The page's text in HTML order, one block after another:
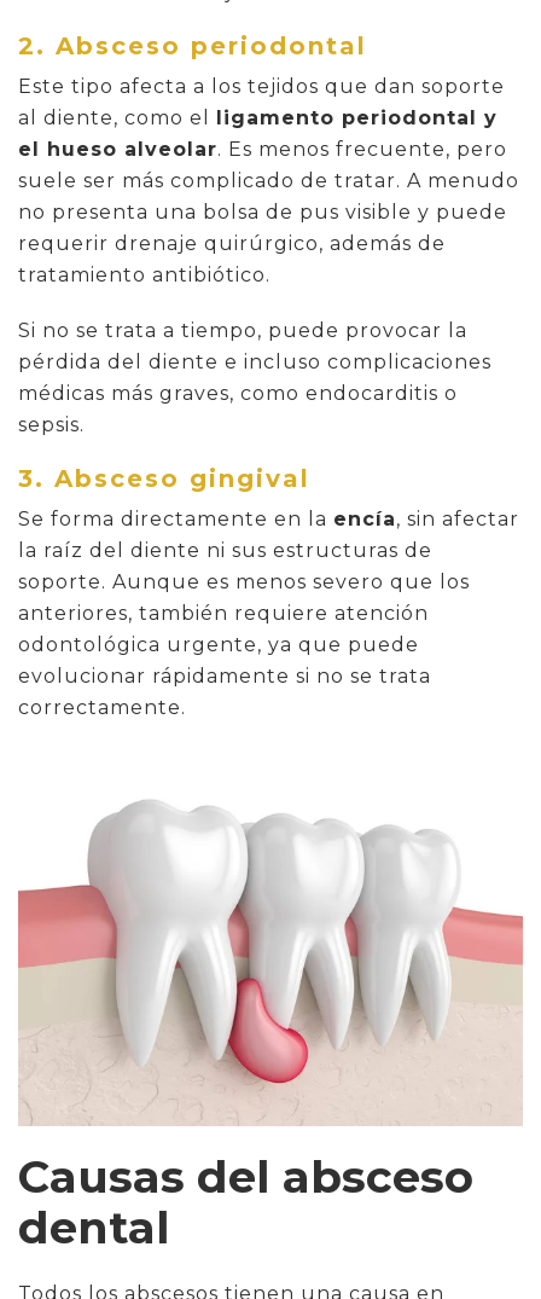
2. Absceso periodontal
Este tipo afecta a los tejidos que dan soporte
al diente, como el ligamento periodontal y
el hueso alveolar. Es menos frecuente, pero
suele ser más complicado de tratar. A menudo
no presenta una bolsa de pus visible y puede
requerir drenaje quirúrgico, además de
tratamiento antibiótico.
Si no se trata a tiempo, puede provocar la
pérdida del diente e incluso complicaciones
médicas más graves, como endocarditis o
sepsis.
3. Absceso gingival
Se forma directamente en la encía, sin afectar
la raíz del diente ni sus estructuras de
soporte. Aunque es menos severo que los
anteriores, también requiere atención
odontológica urgente, ya que puede
evolucionar rápidamente si no se trata
correctamente.
Causas del absceso
dental
Todos los abscesos tienen una causa en